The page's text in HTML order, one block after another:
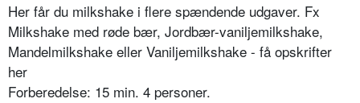
Her får du milkshake i flere spændende udgaver. Fx
Milkshake med røde bær, Jordbær-vaniljemilkshake,
Mandelmilkshake eller Vaniljemilkshake - få opskrifter
her
Forberedelse: 15 min. 4 personer.